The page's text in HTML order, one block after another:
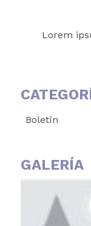
Lorem
Boletín
GALERÍA